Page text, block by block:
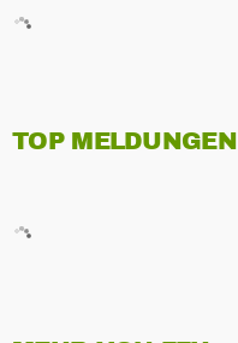
TOP MELDUNGEN